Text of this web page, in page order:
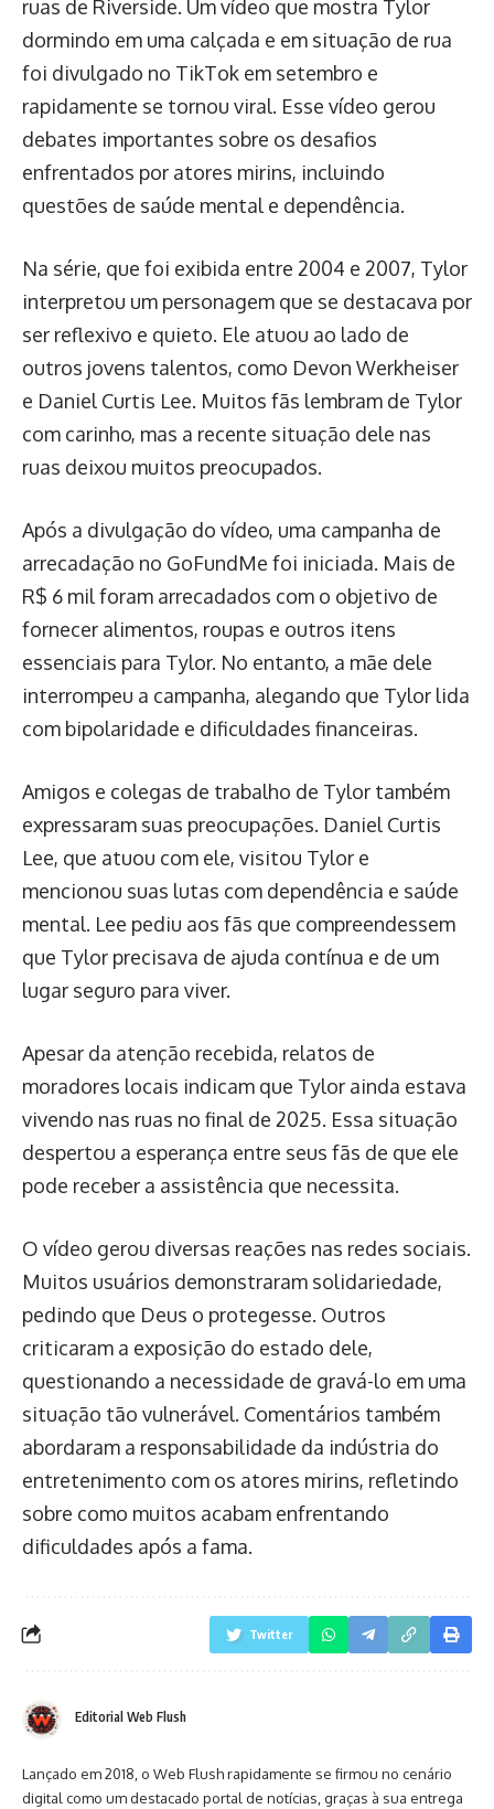
ruas de Riverside. Um vídeo que mostra Tylor
dormindo em uma calçada e em situação de rua
foi divulgado no TikTok em setembro e
rapidamente se tornou viral. Esse vídeo gerou
debates importantes sobre os desafios
enfrentados por atores mirins, incluindo
questões de saúde mental e dependência.
Na série, que foi exibida entre 2004 e 2007, Tylor
interpretou um personagem que se destacava por
ser reflexivo e quieto. Ele atuou ao lado de
outros jovens talentos, como Devon Werkheiser
e Daniel Curtis Lee. Muitos fãs lembram de Tylor
com carinho, mas a recente situação dele nas
ruas deixou muitos preocupados.
Após a divulgação do vídeo, uma campanha de
arrecadação no GoFundMe foi iniciada. Mais de
R$ 6 mil foram arrecadados com o objetivo de
fornecer alimentos, roupas e outros itens
essenciais para Tylor. No entanto, a mãe dele
interrompeu a campanha, alegando que Tylor lida
com bipolaridade e dificuldades financeiras.
Amigos e colegas de trabalho de Tylor também
expressaram suas preocupações. Daniel Curtis
Lee, que atuou com ele, visitou Tylor e
mencionou suas lutas com dependência e saúde
mental. Lee pediu aos fãs que compreendessem
que Tylor precisava de ajuda contínua e de um
lugar seguro para viver.
Apesar da atenção recebida, relatos de
moradores locais indicam que Tylor ainda estava
vivendo nas ruas no final de 2025. Essa situação
despertou a esperança entre seus fãs de que ele
pode receber a assistência que necessita.
O vídeo gerou diversas reações nas redes sociais.
Muitos usuários demonstraram solidariedade,
pedindo que Deus o protegesse. Outros
criticaram a exposição do estado dele,
questionando a necessidade de gravá-lo em uma
situação tão vulnerável. Comentários também
abordaram a responsabilidade da indústria do
entretenimento com os atores mirins, refletindo
sobre como muitos acabam enfrentando
dificuldades após a fama.
Twitter
Editorial Web Flush
Lançado em 2018, o Web Flush rapidamente se firmou no cenário
digital como um destacado portal de notícias, graças à sua entrega